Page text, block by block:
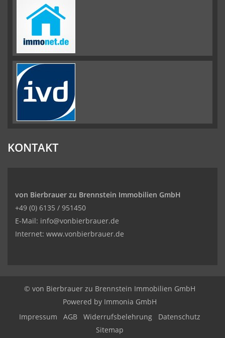
KONTAKT
von Bierbrauer zu Brennstein Immobilien GmbH
+49 (0) 6135 / 951450
E-Mail: info@vonbierbrauer.de
Internet: www.vonbierbrauer.de
© von Bierbrauer zu Brennstein Immobilien GmbH
Powered by Immonia GmbH
Impressum
AGB Widerrufsbelehrung
Datenschutz
Sitemap